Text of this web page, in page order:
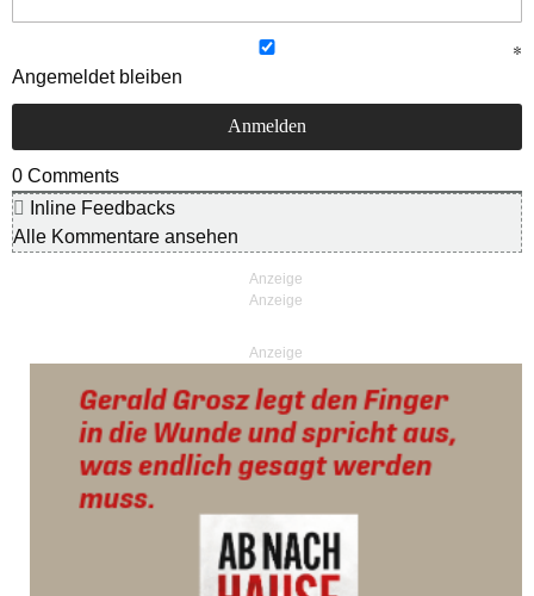
Angemeldet bleiben
0 Comments
Inline Feedbacks
Alle Kommentare ansehen
Anzeige